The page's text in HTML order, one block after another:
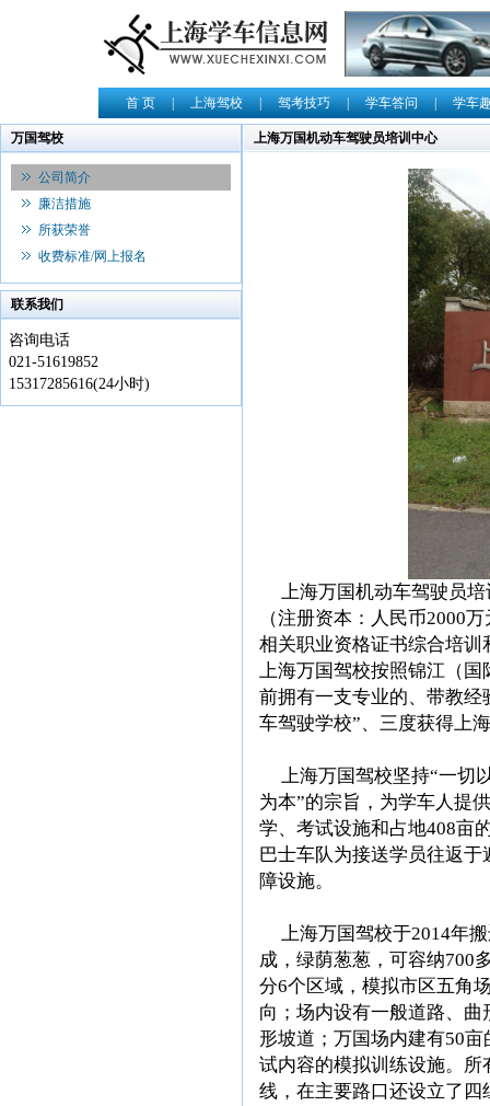
首 页|上海驾校|驾考技巧|学车答问|学车
万国驾校
公司简介
廉洁措施
所获荣誉
收费标准/网上报名
联系我们
咨询电话
021-51619852
15317285616(24小时)
上海万国机动车驾驶员培训中心
上海万国机动车驾驶员培
（注册资本：人民币2000
相关职业资格证书综合培
上海万国驾校按照锦江（
前拥有一支专业的、带教
车驾驶学校”、三度获得上
上海万国驾校坚持“一切
为本”的宗旨，为学车人提
学、考试设施和占地408亩
巴士车队为接送学员往返
障设施。
上海万国驾校于2014年搬
成，绿荫葱葱，可容纳700
分6个区域，模拟市区五角
向；场内设有一般道路、
形坡道；万国场内建有50
试内容的模拟训练设施。
线，在主要路口还设立了